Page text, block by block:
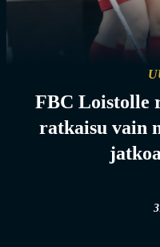
FBC Loistolle
ratkaisu vain